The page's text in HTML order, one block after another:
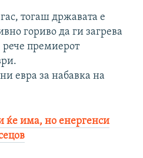
тогаш државата е
гориво да ги загрева
рече премиерот
евра за набавка на
ќе има, но енергенси